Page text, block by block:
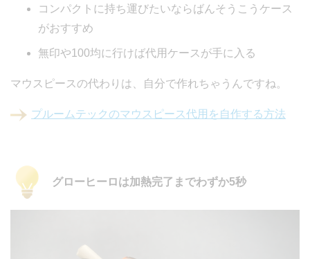
コンパクトに持ち運びたいならばんそうこうケース
がおすすめ
無印や100均に行けば代用ケースが手に入る
マウスピースの代わりは、自分で作れちゃうんですね。
プルームテックのマウスピース代用を自作する方法
グローヒーロは加熱完了までわずか5秒